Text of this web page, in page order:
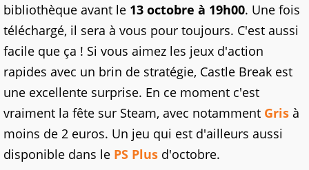
bibliothèque avant le 13 octobre à 19h00. Une fois
téléchargé, il sera à vous pour toujours. C'est aussi
facile que ça ! Si vous aimez les jeux d'action
rapides avec un brin de stratégie, Castle Break est
une excellente surprise. En ce moment c'est
vraiment la fête sur Steam, avec notamment Gris à
moins de 2 euros. Un jeu qui est d'ailleurs aussi
disponible dans le PS Plus d'octobre.